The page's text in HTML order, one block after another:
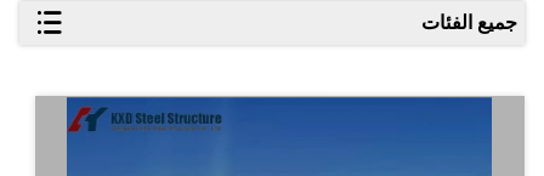
جميع الفئات